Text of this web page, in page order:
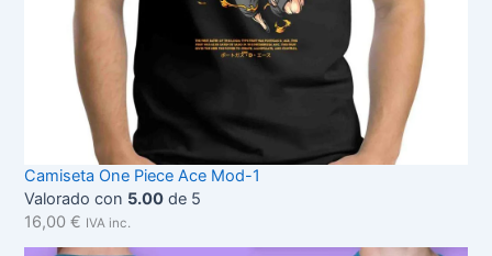
Camiseta One Piece Ace Mod-1
Valorado con 5.00 de 5
16,00€ IVA inc.